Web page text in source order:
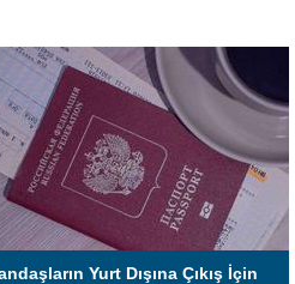
Yurt Dışına Çıkış İçin